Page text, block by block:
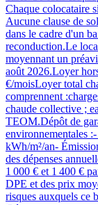
Chaque colocataire
Aucune clause de
dans le cadre d'un
reconduction.Le
moyennant un
août 2026.Loyer
€/moisLoyer total
comprennent
chaude collective ;
TEOM.Dépôt de
environnementales
kWh/m²/an-
des dépenses
1 000 € et 1 400 €
DPE et des prix
risques auxquels ce